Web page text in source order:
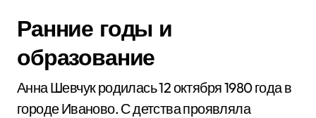
Ранние годы и
образование
Анна Шевчук родилась 12 октября 1980 года в
городе Иваново. С детства проявляла